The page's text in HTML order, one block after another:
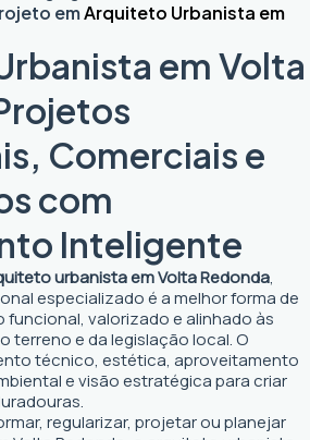
emArquiteto Urbanista em
em Volta
Comerciais e
com
Inteligente
urbanista em Volta Redonda,
especializado é a melhor forma de
valorizado e alinhado às
terreno e da legislação local. O
técnico, estética, aproveitamento
e visão estratégica para criar
regularizar, projetar ou planejar